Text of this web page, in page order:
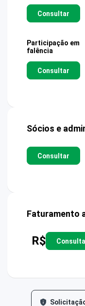
Consultar
Participação em
falência
Consultar
Sócios e
Consultar
Faturamento
R$